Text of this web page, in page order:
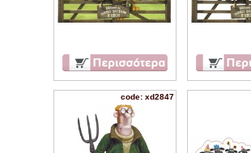
code: xd2847